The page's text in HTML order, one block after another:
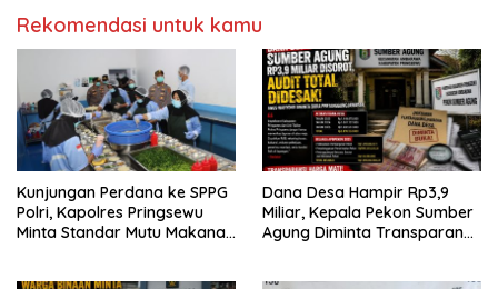
Rekomendasi untuk kamu
Kunjungan Perdana ke SPPG
Polri, Kapolres Pringsewu
Minta Standar Mutu Makanan
Dana Desa Hampir Rp3,9
Miliar, Kepala Pekon Sumber
Agung Diminta Transparan